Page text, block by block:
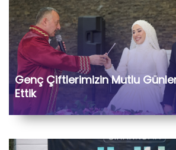
Genç Çiftlerimizin Mutlu
Ettik